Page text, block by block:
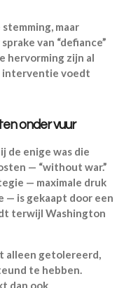
maar
van “defiance”
hervorming zijn al
interventie voedt
onder vuur
de enige was die
— “without war.”
— maximale druk
— is gekaapt door een
terwijl Washington
alleen getolereerd,
te hebben.
dan ook